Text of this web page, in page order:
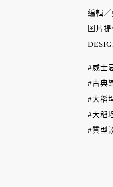
編輯／
圖片
#威士
#古典
#大稻
#大稻
#質型